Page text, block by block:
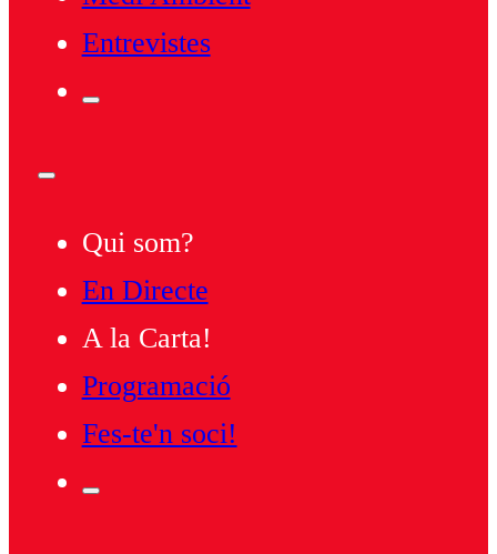
Entrevistes
Qui som?
En Directe
A la Carta!
Programació
Fes-te'n soci!